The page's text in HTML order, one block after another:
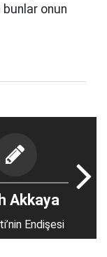
onun
Akkaya
Endişesi